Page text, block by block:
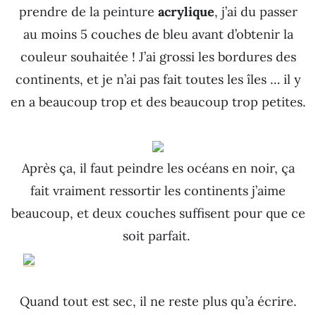
prendre de la peinture acrylique, j’ai du passer
au moins 5 couches de bleu avant d’obtenir la
couleur souhaitée ! J’ai grossi les bordures des
continents, et je n’ai pas fait toutes les îles … il y
en a beaucoup trop et des beaucoup trop petites.
Après ça, il faut peindre les océans en noir, ça
fait vraiment ressortir les continents j’aime
beaucoup, et deux couches suffisent pour que ce
soit parfait.
Quand tout est sec, il ne reste plus qu’a écrire.